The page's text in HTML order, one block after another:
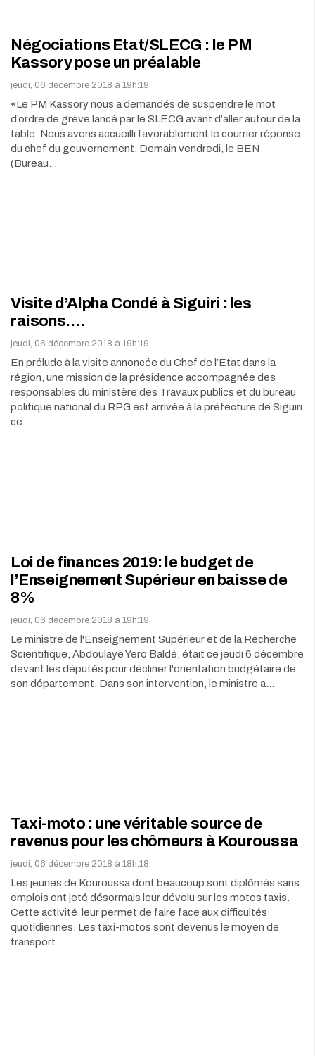
Négociations Etat/SLECG : le PM
Kassory pose un préalable
jeudi, 06 décembre 2018 à 19h:19
«Le PM Kassory nous a demandés de suspendre le mot
d’ordre de grève lancé par le SLECG avant d’aller autour de la
table. Nous avons accueilli favorablement le courrier réponse
du chef du gouvernement. Demain vendredi, le BEN
(Bureau…
Visite d’Alpha Condé à Siguiri : les
raisons….
jeudi, 06 décembre 2018 à 19h:19
En prélude à la visite annoncée du Chef de l’Etat dans la
région, une mission de la présidence accompagnée des
responsables du ministère des Travaux publics et du bureau
politique national du RPG est arrivée à la préfecture de Siguiri
ce…
Loi de finances 2019: le budget de
l’Enseignement Supérieur en baisse de
8%
jeudi, 06 décembre 2018 à 19h:19
Le ministre de l'Enseignement Supérieur et de la Recherche
Scientifique, Abdoulaye Yero Baldé, était ce jeudi 6 décembre
devant les députés pour décliner l'orientation budgétaire de
son département. Dans son intervention, le ministre a…
Taxi-moto : une véritable source de
revenus pour les chômeurs à Kouroussa
jeudi, 06 décembre 2018 à 18h:18
Les jeunes de Kouroussa dont beaucoup sont diplômés sans
emplois ont jeté désormais leur dévolu sur les motos taxis.
Cette activité leur permet de faire face aux difficultés
quotidiennes. Les taxi-motos sont devenus le moyen de
transport…